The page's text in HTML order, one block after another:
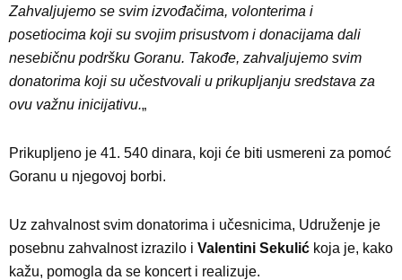
Zahvaljujemo se svim izvođačima, volonterima i
posetiocima koji su svojim prisustvom i donacijama dali
nesebičnu podršku Goranu. Takođe, zahvaljujemo svim
donatorima koji su učestvovali u prikupljanju sredstava za
ovu važnu inicijativu.„
Prikupljeno je 41. 540 dinara, koji će biti usmereni za pomoć
Goranu u njegovoj borbi.
Uz zahvalnost svim donatorima i učesnicima, Udruženje je
posebnu zahvalnost izrazilo i Valentini Sekulić koja je, kako
kažu, pomogla da se koncert i realizuje.